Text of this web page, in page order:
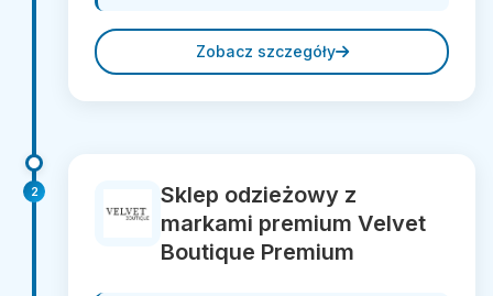
Zobacz szczegóły
2
Sklep odzieżowy z
markami premium Velvet
Boutique Premium